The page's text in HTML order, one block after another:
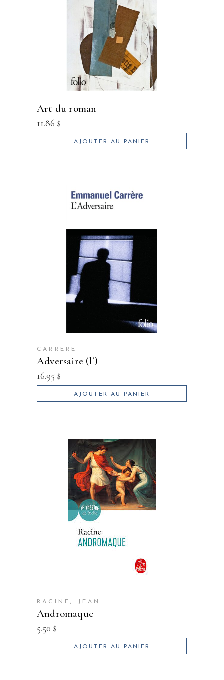
art du roman
11.86 $
AJOUTER AU PANIER
CARRERE
adversaire (l`)
16.95 $
AJOUTER AU PANIER
RACINE, JEAN
andromaque
5.50 $
AJOUTER AU PANIER